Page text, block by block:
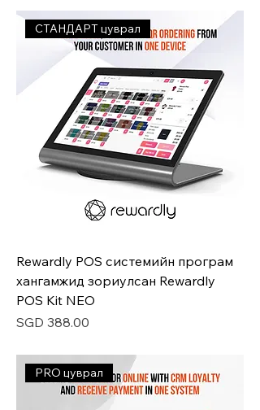
СТАНДАРТ цуврал
Rewardly POS системийн програм
хангамжид зориулсан Rewardly
POS Kit NEO
Price
SGD 388.00
PRO цуврал